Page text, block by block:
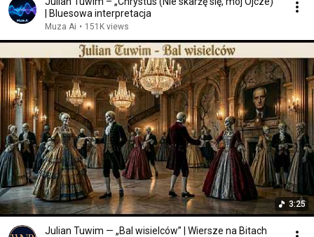
| Bluesowa interpretacja
Muza Ai • 151K views
3:25
Julian Tuwim — „Bal wisielców” | Wiersze na Bitach